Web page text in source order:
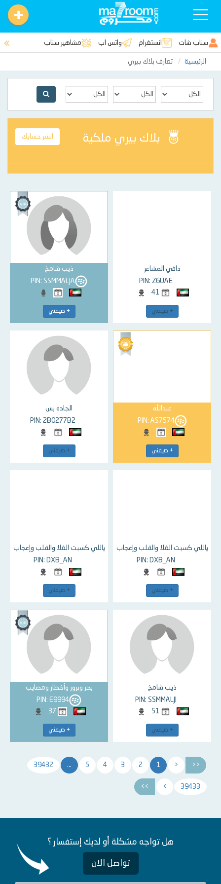
Toggle
سناب شات انستغرام واتس اب مشاهير سناب
الرئيسية تعارف بلاك بيري
بلاك بيري ملكية انشر حسابك
دافي المشاعر
PIN: Z6UAE
+ ضيفني
ذيب شامخ
PIN: SSMMALJA
+ ضيفني
عبدالله
PIN: AS7574
+ ضيفني
الجاده بس
PIN: 2B0277B2
+ ضيفني
ياللي كسبت الغلا والقلب وإعجاب
PIN: DXB_AN
+ ضيفني
ياللي كسبت الغلا والقلب وإعجاب
PIN: DXB_AN
+ ضيفني
ذيب شامخ
PIN: SSMMALJI
+ ضيفني
بحر وبرور وأخطار ومصايب
PIN: E9994
+ ضيفني
<<
<
1
2
3
4
5
...
39432
39433
>
>>
هل تواجه مشكلة أو لديك إستفسار ؟
تواصل الان